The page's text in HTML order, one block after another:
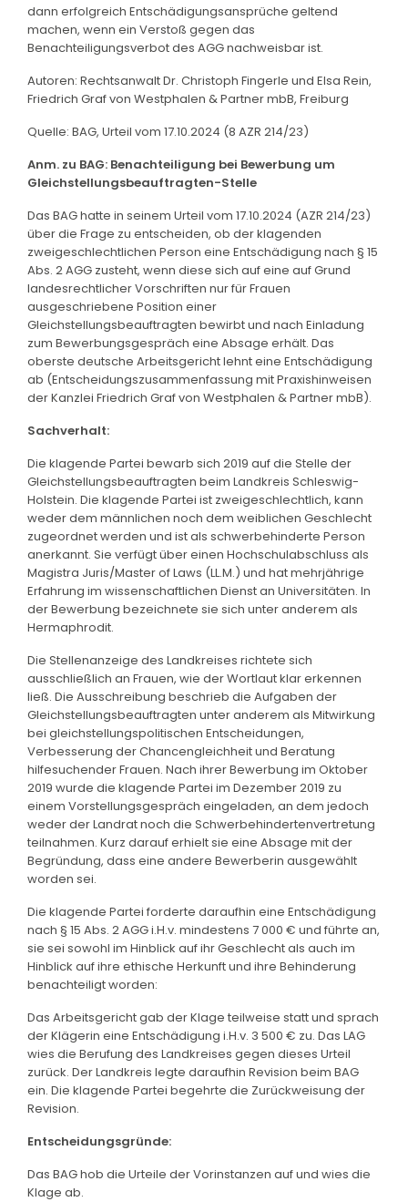
dann erfolgreich Entschädigungsansprüche geltend
machen, wenn ein Verstoß gegen das
Benachteiligungsverbot des AGG nachweisbar ist.
Autoren: Rechtsanwalt Dr. Christoph Fingerle und Elsa Rein,
Friedrich Graf von Westphalen & Partner mbB, Freiburg
Quelle: BAG, Urteil vom 17.10.2024 (8 AZR 214/23)
Anm. zu BAG: Benachteiligung bei Bewerbung um
Gleichstellungsbeauftragten-Stelle
Das BAG hatte in seinem Urteil vom 17.10.2024 (AZR 214/23)
über die Frage zu entscheiden, ob der klagenden
zweigeschlechtlichen Person eine Entschädigung nach § 15
Abs. 2 AGG zusteht, wenn diese sich auf eine auf Grund
landesrechtlicher Vorschriften nur für Frauen
ausgeschriebene Position einer
Gleichstellungsbeauftragten bewirbt und nach Einladung
zum Bewerbungsgespräch eine Absage erhält. Das
oberste deutsche Arbeitsgericht lehnt eine Entschädigung
ab (Entscheidungszusammenfassung mit Praxishinweisen
der Kanzlei Friedrich Graf von Westphalen & Partner mbB).
Sachverhalt:
Die klagende Partei bewarb sich 2019 auf die Stelle der
Gleichstellungsbeauftragten beim Landkreis Schleswig-
Holstein. Die klagende Partei ist zweigeschlechtlich, kann
weder dem männlichen noch dem weiblichen Geschlecht
zugeordnet werden und ist als schwerbehinderte Person
anerkannt. Sie verfügt über einen Hochschulabschluss als
Magistra Juris/Master of Laws (LL.M.) und hat mehrjährige
Erfahrung im wissenschaftlichen Dienst an Universitäten. In
der Bewerbung bezeichnete sie sich unter anderem als
Hermaphrodit.
Die Stellenanzeige des Landkreises richtete sich
ausschließlich an Frauen, wie der Wortlaut klar erkennen
ließ. Die Ausschreibung beschrieb die Aufgaben der
Gleichstellungsbeauftragten unter anderem als Mitwirkung
bei gleichstellungspolitischen Entscheidungen,
Verbesserung der Chancengleichheit und Beratung
hilfesuchender Frauen. Nach ihrer Bewerbung im Oktober
2019 wurde die klagende Partei im Dezember 2019 zu
einem Vorstellungsgespräch eingeladen, an dem jedoch
weder der Landrat noch die Schwerbehindertenvertretung
teilnahmen. Kurz darauf erhielt sie eine Absage mit der
Begründung, dass eine andere Bewerberin ausgewählt
worden sei.
Die klagende Partei forderte daraufhin eine Entschädigung
nach § 15 Abs. 2 AGG i.H.v. mindestens 7 000 € und führte an,
sie sei sowohl im Hinblick auf ihr Geschlecht als auch im
Hinblick auf ihre ethische Herkunft und ihre Behinderung
benachteiligt worden:
Das Arbeitsgericht gab der Klage teilweise statt und sprach
der Klägerin eine Entschädigung i.H.v. 3 500 € zu. Das LAG
wies die Berufung des Landkreises gegen dieses Urteil
zurück. Der Landkreis legte daraufhin Revision beim BAG
ein. Die klagende Partei begehrte die Zurückweisung der
Revision.
Entscheidungsgründe:
Das BAG hob die Urteile der Vorinstanzen auf und wies die
Klage ab.